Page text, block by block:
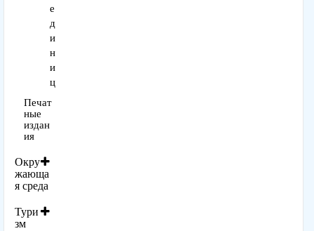
е
д
и
н
и
ц
Печат
ные
издан
ия
Окру
жающа
я среда
Тури
зм